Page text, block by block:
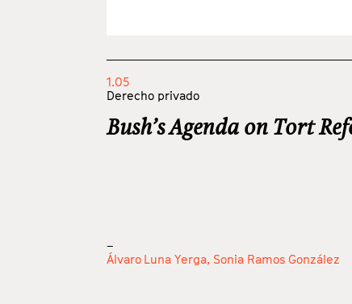
1.05
Derecho privado
Bush’s Agenda on Tort
_
Álvaro Luna Yerga, Sonia Ramos González